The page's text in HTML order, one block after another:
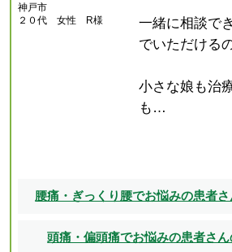
神戸市
２０代 女性 R様
一緒に相談で
でいただける
小さな娘も治
も…
腰痛・ぎっくり腰でお悩みの患者
頭痛・偏頭痛でお悩みの患者さ